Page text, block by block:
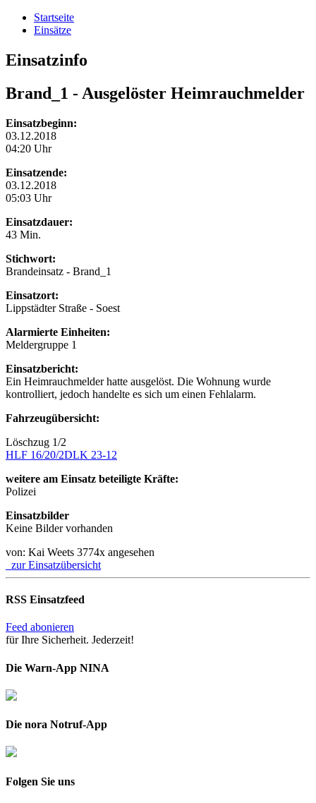
Startseite
Einsätze
Einsatzinfo
Brand_1 - Ausgelöster Heimrauchmelder
Einsatzbeginn:
03.12.2018
04:20 Uhr
Einsatzende:
03.12.2018
05:03 Uhr
Einsatzdauer:
43 Min.
Stichwort:
Brandeinsatz - Brand_1
Einsatzort:
Lippstädter Straße - Soest
Alarmierte Einheiten:
Meldergruppe 1
Einsatzbericht:
Ein Heimrauchmelder hatte ausgelöst. Die Wohnung wurde
kontrolliert, jedoch handelte es sich um einen Fehlalarm.
Fahrzeugübersicht:
Löschzug 1/2
HLF 16/20/2DLK 23-12
weitere am Einsatz beteiligte Kräfte:
Polizei
Einsatzbilder
Keine Bilder vorhanden
von: Kai Weets 3774x angesehen
zur Einsatzübersicht
RSS Einsatzfeed
Feed abonieren
für Ihre Sicherheit. Jederzeit!
Die Warn-App NINA
Die nora Notruf-App
Folgen Sie uns